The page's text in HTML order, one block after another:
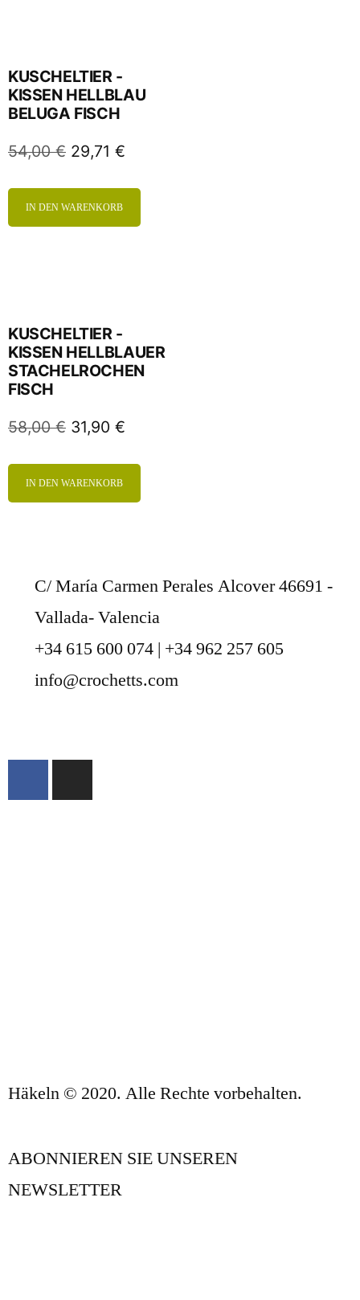
KUSCHELTIER -
KISSEN HELLBLAU
BELUGA FISCH
54,00€ 29,71 €
IN DEN WARENKORB
KUSCHELTIER -
KISSEN HELLBLAUER
STACHELROCHEN
FISCH
58,00€ 31,90 €
IN DEN WARENKORB
C/ María Carmen Perales Alcover 46691 -
Vallada- Valencia
+34 615 600 074 | +34 962 257 605
info@crochetts.com
Häkeln © 2020. Alle Rechte vorbehalten.
ABONNIEREN SIE UNSEREN
NEWSLETTER